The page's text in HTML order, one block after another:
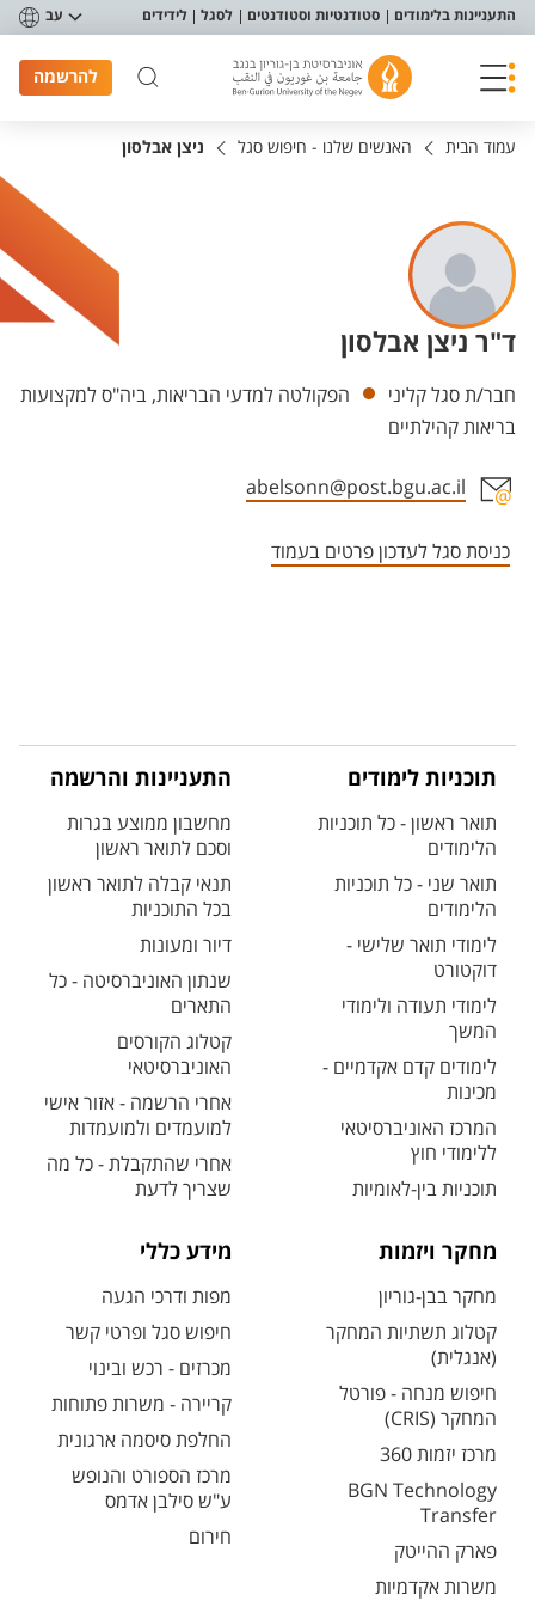
תפריט נגישות
התעניינות בלימודים סטודנטיות וסטודנטים לסגל לידידים עב
להרשמה
עמוד הבית האנשים שלנו - חיפוש סגל ניצן אבלסון
ד"ר ניצן אבלסון
יחידות
חבר/ת סגל קליני
הפקולטה למדעי הבריאות, ביה"ס למקצועות
בריאות קהילתיים
abelsonn@post.bgu.ac.il
כניסת סגל לעדכון פרטים בעמוד
תוכניות לימודים
תואר ראשון - כל תוכניות
הלימודים
תואר שני - כל תוכניות
הלימודים
לימודי תואר שלישי -
דוקטורט
לימודי תעודה ולימודי
המשך
לימודים קדם אקדמיים -
מכינות
המרכז האוניברסיטאי
ללימודי חוץ
תוכניות בין-לאומיות
התעניינות והרשמה
מחשבון ממוצע בגרות
וסכם לתואר ראשון
תנאי קבלה לתואר ראשון
בכל התוכניות
דיור ומעונות
שנתון האוניברסיטה - כל
התארים
קטלוג הקורסים
האוניברסיטאי
אחרי הרשמה - אזור אישי
למועמדים ולמועמדות
אחרי שהתקבלת - כל מה
שצריך לדעת
מחקר ויזמות
מחקר בבן-גוריון
קטלוג תשתיות המחקר
(אנגלית)
חיפוש מנחה - פורטל
המחקר (CRIS)
מרכז יזמות 360
BGN Technology
Transfer
פארק ההייטק
משרות אקדמיות
מידע כללי
מפות ודרכי הגעה
חיפוש סגל ופרטי קשר
מכרזים - רכש ובינוי
קריירה - משרות פתוחות
החלפת סיסמה ארגונית
מרכז הספורט והנופש
ע"ש סילבן אדמס
חירום